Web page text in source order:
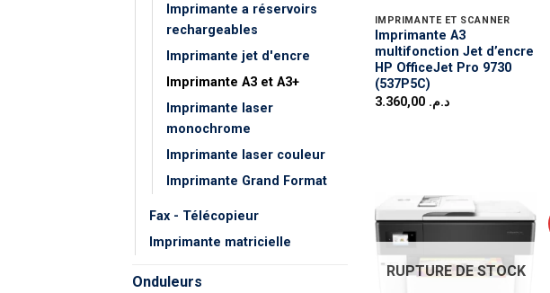
Imprimante a réservoirs
rechargeables
Imprimante jet d'encre
Imprimante A3 et A3+
Imprimante laser
monochrome
Imprimante laser couleur
Imprimante Grand Format
Fax - Télécopieur
Imprimante matricielle
Onduleurs
IMPRIMANTE ET SCANNER
Imprimante A3
multifonction Jet d’encre
HP OfficeJet Pro 9730
(537P5C)
د.م. 3.360,00
RUPTURE DE STOCK